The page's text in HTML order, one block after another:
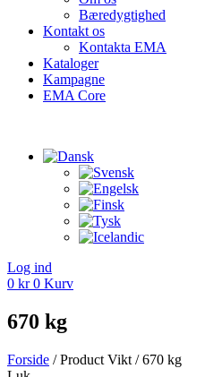
Bæredygtighed
Kontakt os
Kontakta EMA
Kataloger
Kampagne
EMA Core
Log ind
0 kr 0 Kurv
670 kg
Forside / Product Vikt / 670 kg